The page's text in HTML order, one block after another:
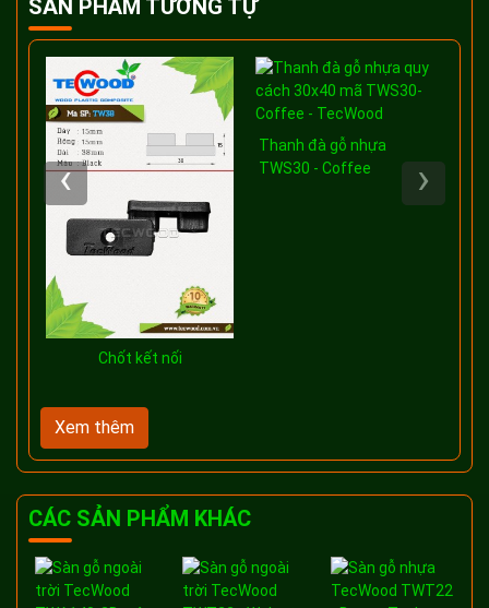
SẢN PHẨM TƯƠNG TỰ
Chốt kết nối
Thanh đà gỗ nhựa
TWS30 - Coffee
‹ ›
Xem thêm
CÁC SẢN PHẨM KHÁC